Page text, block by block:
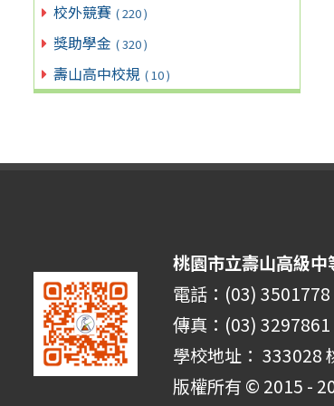
校外競賽 ( 220 )
獎助學金 ( 320 )
壽山高中校規 ( 10 )
桃園市立壽山高級中
電話：(03) 3501778
傳真：(03) 3297861
學校地址： 333028
版權所有 © 2015 -